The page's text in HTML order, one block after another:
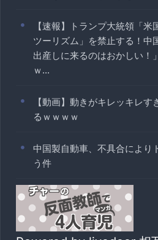
【速報】トランプ大統領「
ツーリズム」を禁止する！中
出産しに来るのはおかしい！
ｗ...
【動画】動きがキレッキレ
るｗｗｗｗ
中国製自動車、不具合により
う件